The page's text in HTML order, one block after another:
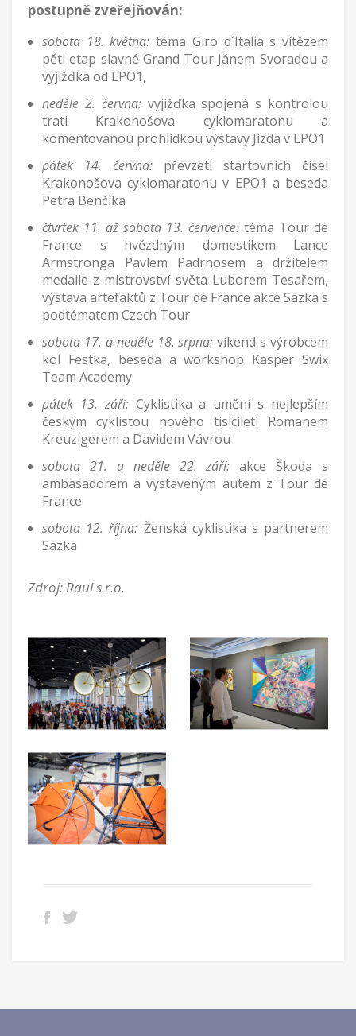
postupně zveřejňován:
sobota 18. května: téma Giro d´Italia s vítězem
pěti etap slavné Grand Tour Jánem Svoradou a
vyjížďka od EPO1,
neděle 2. června: vyjížďka spojená s kontrolou
trati Krakonošova cyklomaratonu a
komentovanou prohlídkou výstavy Jízda v EPO1
pátek 14. června:
převzetí startovních čísel
Krakonošova cyklomaratonu v EPO1 a beseda
Petra Benčíka
čtvrtek 11. až sobota 13. července: téma Tour de
France s hvězdným domestikem Lance
Armstronga Pavlem Padrnosem a držitelem
medaile z mistrovství světa Luborem Tesařem,
výstava artefaktů z Tour de France akce Sazka s
podtématem Czech Tour
sobota 17. a neděle 18. srpna: víkend s výrobcem
kol Festka, beseda a workshop Kasper Swix
Team Academy
pátek 13. září: Cyklistika a umění s nejlepším
českým cyklistou nového tisíciletí Romanem
Kreuzigerem a Davidem Vávrou
sobota 21. a neděle 22. září: akce Škoda s
ambasadorem a vystaveným autem z Tour de
France
sobota 12. října: Ženská cyklistika s partnerem
Sazka
Zdroj: Raul s.r.o.